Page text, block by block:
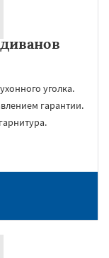
уголка.
гарантии.